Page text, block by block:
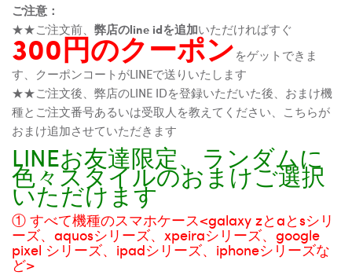
ご注意：
★★ご注文前、 弊店のline idを追加いただければすぐ
300円のクーポンをゲットできま
す、クーポンコートがLINEで送りいたします
★★ご注文後、弊店のLINE IDを登録いただいた後、おまけ機
種とご注文番号あるいは受取人を教えてください、こちらが
おまけ追加させていただきます
LINEお友達限定、ランダムに
色々スタイルのおまけご選択
いただけます
① すべて機種のスマホケース<galaxy zとaとsシリ
ーズ、aquosシリーズ、xpeiraシリーズ、google
pixel シリーズ、ipadシリーズ、iphoneシリーズな
ど>